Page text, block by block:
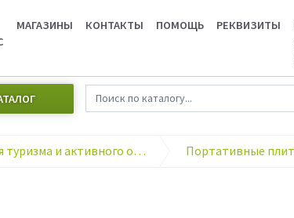
МАГАЗИНЫ КОНТАКТЫ ПОМОЩЬ РЕКВИЗИТЫ
Товары для туризма и активного отдыха